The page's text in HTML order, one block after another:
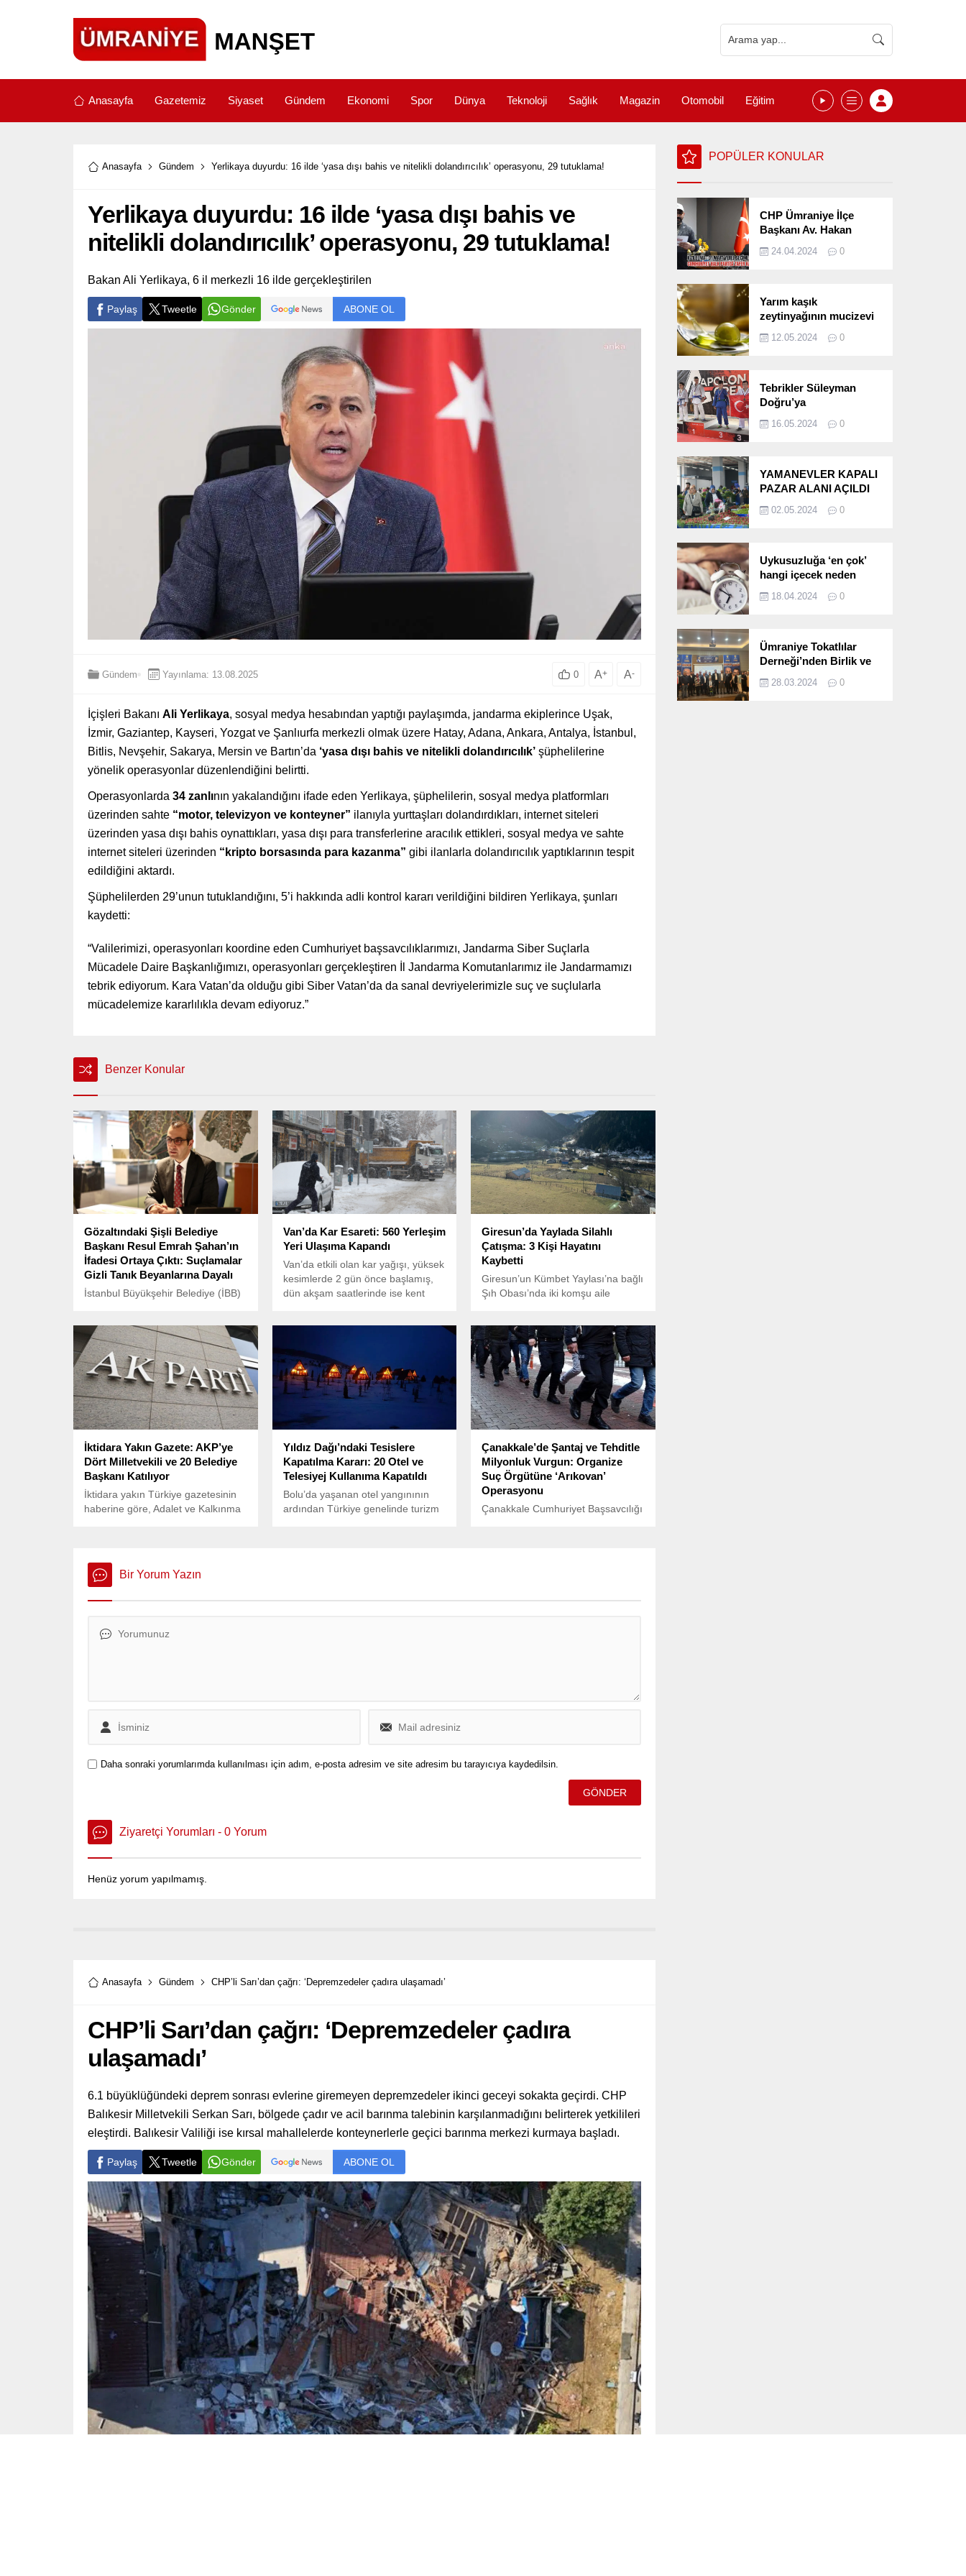
Anasayfa Gazetemiz Siyaset Gündem Ekonomi Spor Dünya Teknoloji Sağlık Magazin Otomobil Eğitim
Anasayfa Gündem Yerlikaya duyurdu: 16 ilde ‘yasa dışı bahis ve nitelikli dolandırıcılık’ operasyonu, 29 tutuklama!
Yerlikaya duyurdu: 16 ilde ‘yasa dışı bahis ve
nitelikli dolandırıcılık’ operasyonu, 29 tutuklama!
Bakan Ali Yerlikaya, 6 il merkezli 16 ilde gerçekleştirilen
Paylaş Tweetle Gönder ABONE OL
Gündem Yayınlama: 13.08.2025 0 A+ A-
İçişleri Bakanı Ali Yerlikaya, sosyal medya hesabından yaptığı paylaşımda, jandarma ekiplerince Uşak,
İzmir, Gaziantep, Kayseri, Yozgat ve Şanlıurfa merkezli olmak üzere Hatay, Adana, Ankara, Antalya, İstanbul,
Bitlis, Nevşehir, Sakarya, Mersin ve Bartın’da ‘yasa dışı bahis ve nitelikli dolandırıcılık’ şüphelilerine
yönelik operasyonlar düzenlendiğini belirtti.
Operasyonlarda 34 zanlının yakalandığını ifade eden Yerlikaya, şüphelilerin, sosyal medya platformları
üzerinden sahte “motor, televizyon ve konteyner” ilanıyla yurttaşları dolandırdıkları, internet siteleri
üzerinden yasa dışı bahis oynattıkları, yasa dışı para transferlerine aracılık ettikleri, sosyal medya ve sahte
internet siteleri üzerinden “kripto borsasında para kazanma” gibi ilanlarla dolandırıcılık yaptıklarının tespit
edildiğini aktardı.
Şüphelilerden 29’unun tutuklandığını, 5’i hakkında adli kontrol kararı verildiğini bildiren Yerlikaya, şunları
kaydetti:
“Valilerimizi, operasyonları koordine eden Cumhuriyet başsavcılıklarımızı, Jandarma Siber Suçlarla
Mücadele Daire Başkanlığımızı, operasyonları gerçekleştiren İl Jandarma Komutanlarımız ile Jandarmamızı
tebrik ediyorum. Kara Vatan’da olduğu gibi Siber Vatan’da da sanal devriyelerimizle suç ve suçlularla
mücadelemize kararlılıkla devam ediyoruz.”
Benzer Konular
Gözaltındaki Şişli Belediye
Başkanı Resul Emrah Şahan’ın
İfadesi Ortaya Çıktı: Suçlamalar
Gizli Tanık Beyanlarına Dayalı
İstanbul Büyükşehir Belediye (İBB)
Belediye Başkanı Resul Emrah
Şahan’ın emniyette verdiği ifade
tamamlandı.
Van’da Kar Esareti: 560 Yerleşim
Yeri Ulaşıma Kapandı
Van’da etkili olan kar yağışı, yüksek
kesimlerde 2 gün önce başlamış,
dün akşam saatlerinde ise kent
Giresun’da Yaylada Silahlı
Çatışma: 3 Kişi Hayatını
Kaybetti
Giresun’un Kümbet Yaylası’na bağlı
Şıh Obası’nda iki komşu aile
yaralandı.
İktidara Yakın Gazete: AKP’ye
Dört Milletvekili ve 20 Belediye
Başkanı Katılıyor
İktidara yakın Türkiye gazetesinin
haberine göre, Adalet ve Kalkınma
katılacağı belirtildi.
Yıldız Dağı’ndaki Tesislere
Kapatılma Kararı: 20 Otel ve
Telesiyej Kullanıma Kapatıldı
Bolu’da yaşanan otel yangınının
ardından Türkiye genelinde turizm
Çanakkale’de Şantaj ve Tehditle
Milyonluk Vurgun: Organize
Suç Örgütüne ‘Arıkovan’
Operasyonu
Çanakkale Cumhuriyet Başsavcılığı
Bir Yorum Yazın
Daha sonraki yorumlarımda kullanılması için adım, e-posta adresim ve site adresim bu tarayıcıya kaydedilsin.
Ziyaretçi Yorumları - 0 Yorum
Henüz yorum yapılmamış.
Anasayfa Gündem CHP’li Sarı’dan çağrı: ‘Depremzedeler çadıra ulaşamadı’
CHP’li Sarı’dan çağrı: ‘Depremzedeler çadıra
ulaşamadı’
6.1 büyüklüğündeki deprem sonrası evlerine giremeyen depremzedeler ikinci geceyi sokakta geçirdi. CHP
Balıkesir Milletvekili Serkan Sarı, bölgede çadır ve acil barınma talebinin karşılanmadığını belirterek yetkilileri
eleştirdi. Balıkesir Valiliği ise kırsal mahallelerde konteynerlerle geçici barınma merkezi kurmaya başladı.
Paylaş Tweetle Gönder ABONE OL
POPÜLER KONULAR
CHP Ümraniye İlçe
Başkanı Av. Hakan
Seçimlerini
24.04.2024 0
Yarım kaşık
zeytinyağının mucizevi
12.05.2024 0
Tebrikler Süleyman
Doğru’ya
16.05.2024 0
YAMANEVLER KAPALI
PAZAR ALANI AÇILDI
02.05.2024 0
Uykusuzluğa ‘en çok’
hangi içecek neden
18.04.2024 0
Ümraniye Tokatlılar
Derneği’nden Birlik ve
Programı
28.03.2024 0